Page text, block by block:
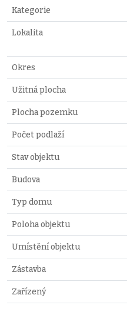
Kategorie
Lokalita
Okres
Užitná plocha
Plocha pozemku
Počet podlaží
Stav objektu
Budova
Typ domu
Poloha objektu
Umístění objektu
Zástavba
Zařízený